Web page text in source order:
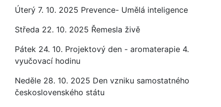
Úterý 7. 10. 2025 Prevence- Umělá inteligence
Středa 22. 10. 2025 Řemesla živě
Pátek 24. 10. Projektový den - aromaterapie 4.
vyučovací hodinu
Neděle 28. 10. 2025 Den vzniku samostatného
československého státu